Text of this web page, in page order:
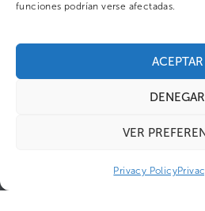
funciones podrían verse afectadas.
ACEPTAR
DENEGAR
VER
Privacy Policy